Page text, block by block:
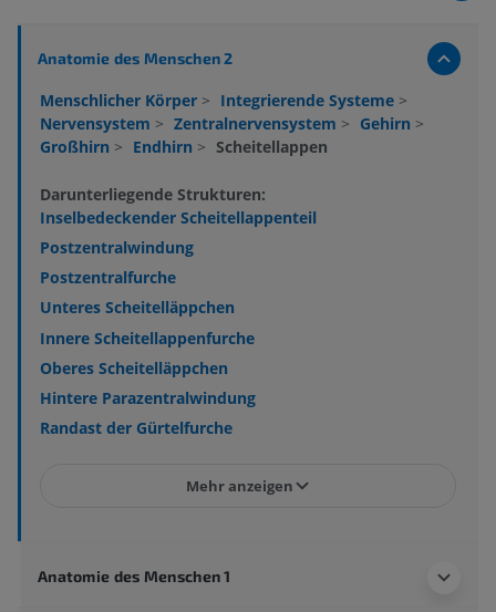
Anatomie des Menschen 2
Menschlicher Körper > Integrierende Systeme >
Nervensystem > Zentralnervensystem > Gehirn >
Großhirn > Endhirn > Scheitellappen
Darunterliegende Strukturen:
Inselbedeckender Scheitellappenteil
Postzentralwindung
Postzentralfurche
Unteres Scheitelläppchen
Innere Scheitellappenfurche
Oberes Scheitelläppchen
Hintere Parazentralwindung
Randast der Gürtelfurche
Mehr anzeigen
Anatomie des Menschen 1